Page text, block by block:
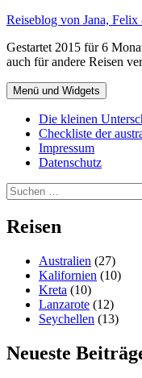
Zum
springen
Reiseblog von Jana,
Gestartet 2015 für 6
auch für andere Reisen
Menü und Widgets
Die kleinen
Checkliste der
Impressum
Datenschutz
Suchen
nach:
Reisen
Australien (27)
Kalifornien (10)
Kreta (10)
Lanzarote (12)
Seychellen (13)
Neueste